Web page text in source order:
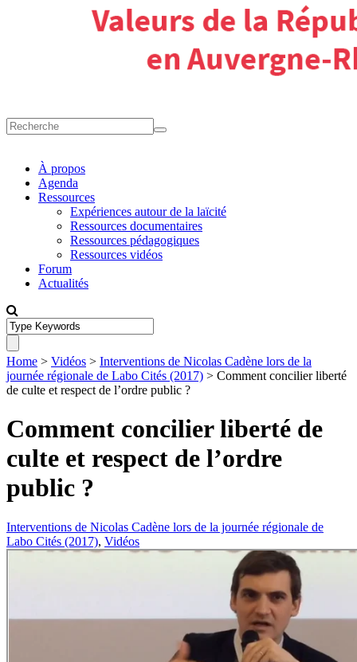
À propos
Agenda
Ressources
Expériences autour de la laïcité
Ressources documentaires
Ressources pédagogiques
Ressources vidéos
Forum
Actualités
Home > Vidéos > Interventions de Nicolas Cadène lors de la
journée régionale de Labo Cités (2017) > Comment concilier liberté
de culte et respect de l’ordre public ?
Comment concilier liberté de
culte et respect de l’ordre
public ?
Interventions de Nicolas Cadène lors de la journée régionale de
Labo Cités (2017), Vidéos